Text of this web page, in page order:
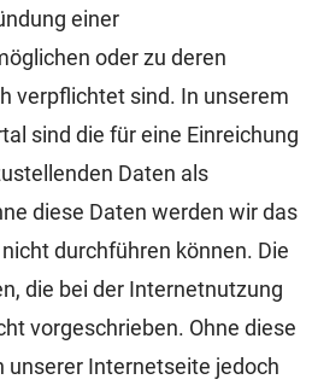
einer
oder zu deren
verpflichtet sind. In unserem
sind die für eine Einreichung
Daten als
diese Daten werden wir das
durchführen können. Die
die bei der Internetnutzung
vorgeschrieben. Ohne diese
unserer Internetseite jedoch